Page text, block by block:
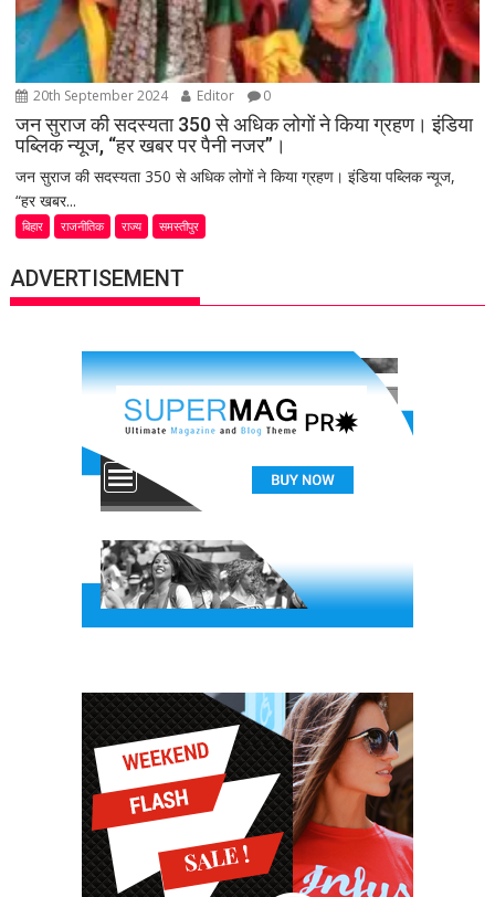
20th September 2024 Editor 0
जन सुराज की सदस्यता 350 से अधिक लोगों ने किया ग्रहण। इंडिया
पब्लिक न्यूज, “हर खबर पर पैनी नजर”।
जन सुराज की सदस्यता 350 से अधिक लोगों ने किया ग्रहण। इंडिया पब्लिक न्यूज,
“हर खबर...
बिहार राजनीतिक राज्य समस्तीपुर
ADVERTISEMENT